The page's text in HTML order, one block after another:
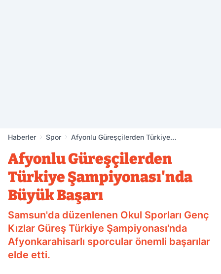
Haberler Spor
Afyonlu Güreşçilerden Türkiye
Afyonlu Güreşçilerden
Türkiye Şampiyonası'nda
Büyük Başarı
Samsun'da düzenlenen Okul Sporları Genç
Kızlar Güreş Türkiye Şampiyonası'nda
Afyonkarahisarlı sporcular önemli başarılar
elde etti.